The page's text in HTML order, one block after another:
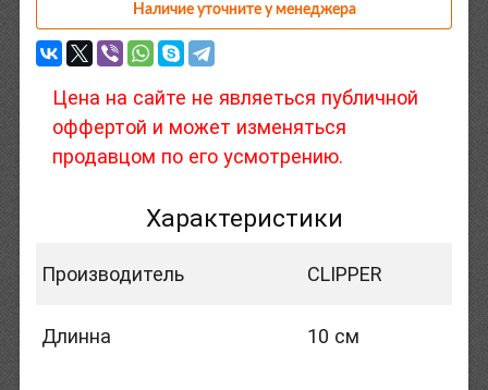
Наличие уточните у менеджера
Цена на сайте не являеться публичной
оффертой и может изменяться
продавцом по его усмотрению.
Характеристики
Производитель CLIPPER
Длинна 10 см